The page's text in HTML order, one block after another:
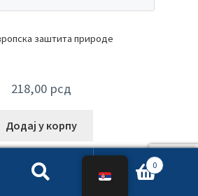
заштита природе
218,00 рсд
Додај у корпу
0